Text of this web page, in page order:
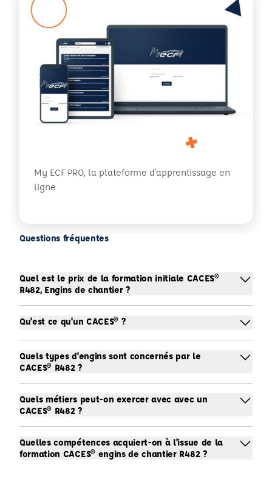
My ECF PRO, la plateforme d'apprentissage en
ligne
Questions fréquentes
Quel est le prix de la formation initiale CACES®
R482, Engins de chantier ?
Qu'est ce qu'un CACES® ?
Quels types d'engins sont concernés par le
CACES® R482 ?
Quels métiers peut-on exercer avec avec un
CACES® R482 ?
Quelles compétences acquiert-on à l'issue de la
formation CACES® engins de chantier R482 ?